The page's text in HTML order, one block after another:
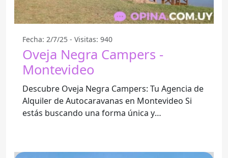
Fecha: 2/7/25 - Visitas: 940
Oveja Negra Campers -
Montevideo
Descubre Oveja Negra Campers: Tu Agencia de
Alquiler de Autocaravanas en Montevideo Si
estás buscando una forma única y